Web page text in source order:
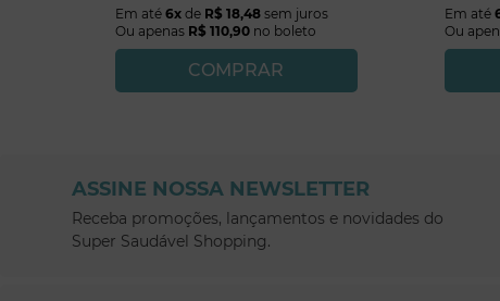
Em até 6xde R$ 18,48sem juros
Ou apenas R$ 110,90no boleto
COMPRAR
Em até
Ou
ASSINE NOSSA NEWSLETTER
Receba promoções, lançamentos e novidades do
Super Saudável Shopping.